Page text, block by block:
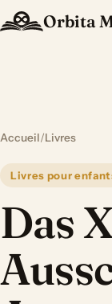
Orbita
Accueil/Livres
Livres pour
Das